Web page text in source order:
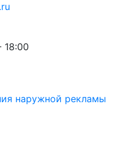
18:00
наружной рекламы